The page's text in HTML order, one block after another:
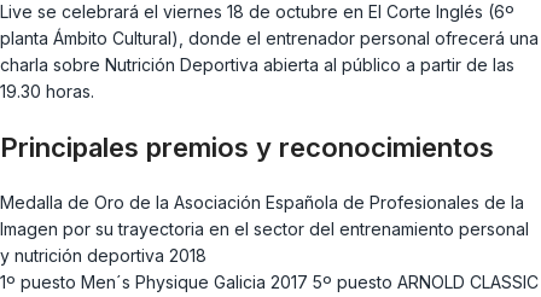
Live se celebrará el viernes 18 de octubre en El Corte Inglés (6º
planta Ámbito Cultural), donde el entrenador personal ofrecerá una
charla sobre Nutrición Deportiva abierta al público a partir de las
19.30 horas.
Principales premios y reconocimientos
Medalla de Oro de la Asociación Española de Profesionales de la
Imagen por su trayectoria en el sector del entrenamiento personal
y nutrición deportiva 2018
1º puesto Men´s Physique Galicia 2017 5º puesto ARNOLD CLASSIC